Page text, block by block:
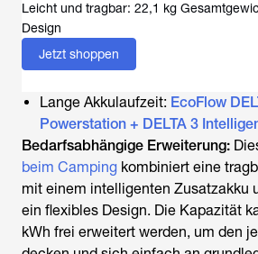
Leicht und tragbar: 22,1 kg
Design
Jetzt shoppen
Lange Akkulaufzeit: EcoFlow
Powerstation + DELTA 3
Bedarfsabhängige Erweiterung:
beim Camping kombiniert eine
mit einem intelligenten Zusatzakku
ein flexibles Design. Die Kapazität
kWh frei erweitert werden, um den